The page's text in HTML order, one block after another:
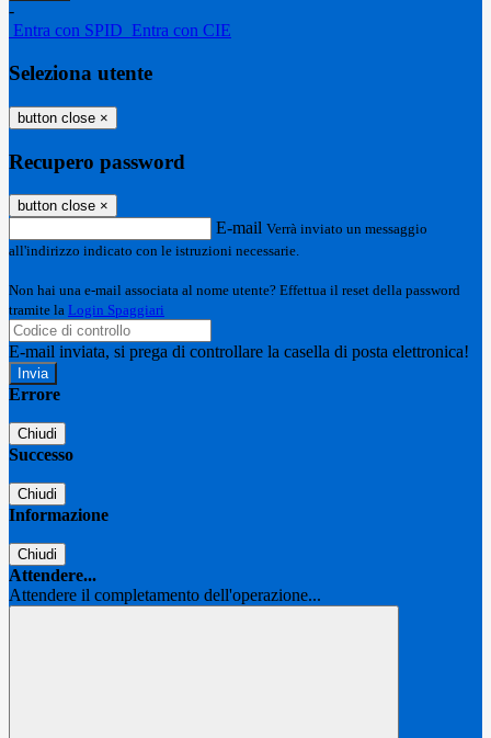
-
Entra con SPID Entra con CIE
Seleziona utente
button close ×
Recupero password
button close ×
E-mail Verrà inviato un messaggio
all'indirizzo indicato con le istruzioni necessarie.
Non hai una e-mail associata al nome utente? Effettua il reset della password
tramite la Login Spaggiari
E-mail inviata, si prega di controllare la casella di posta elettronica!
Errore
Chiudi
Successo
Chiudi
Informazione
Chiudi
Attendere...
Attendere il completamento dell'operazione...